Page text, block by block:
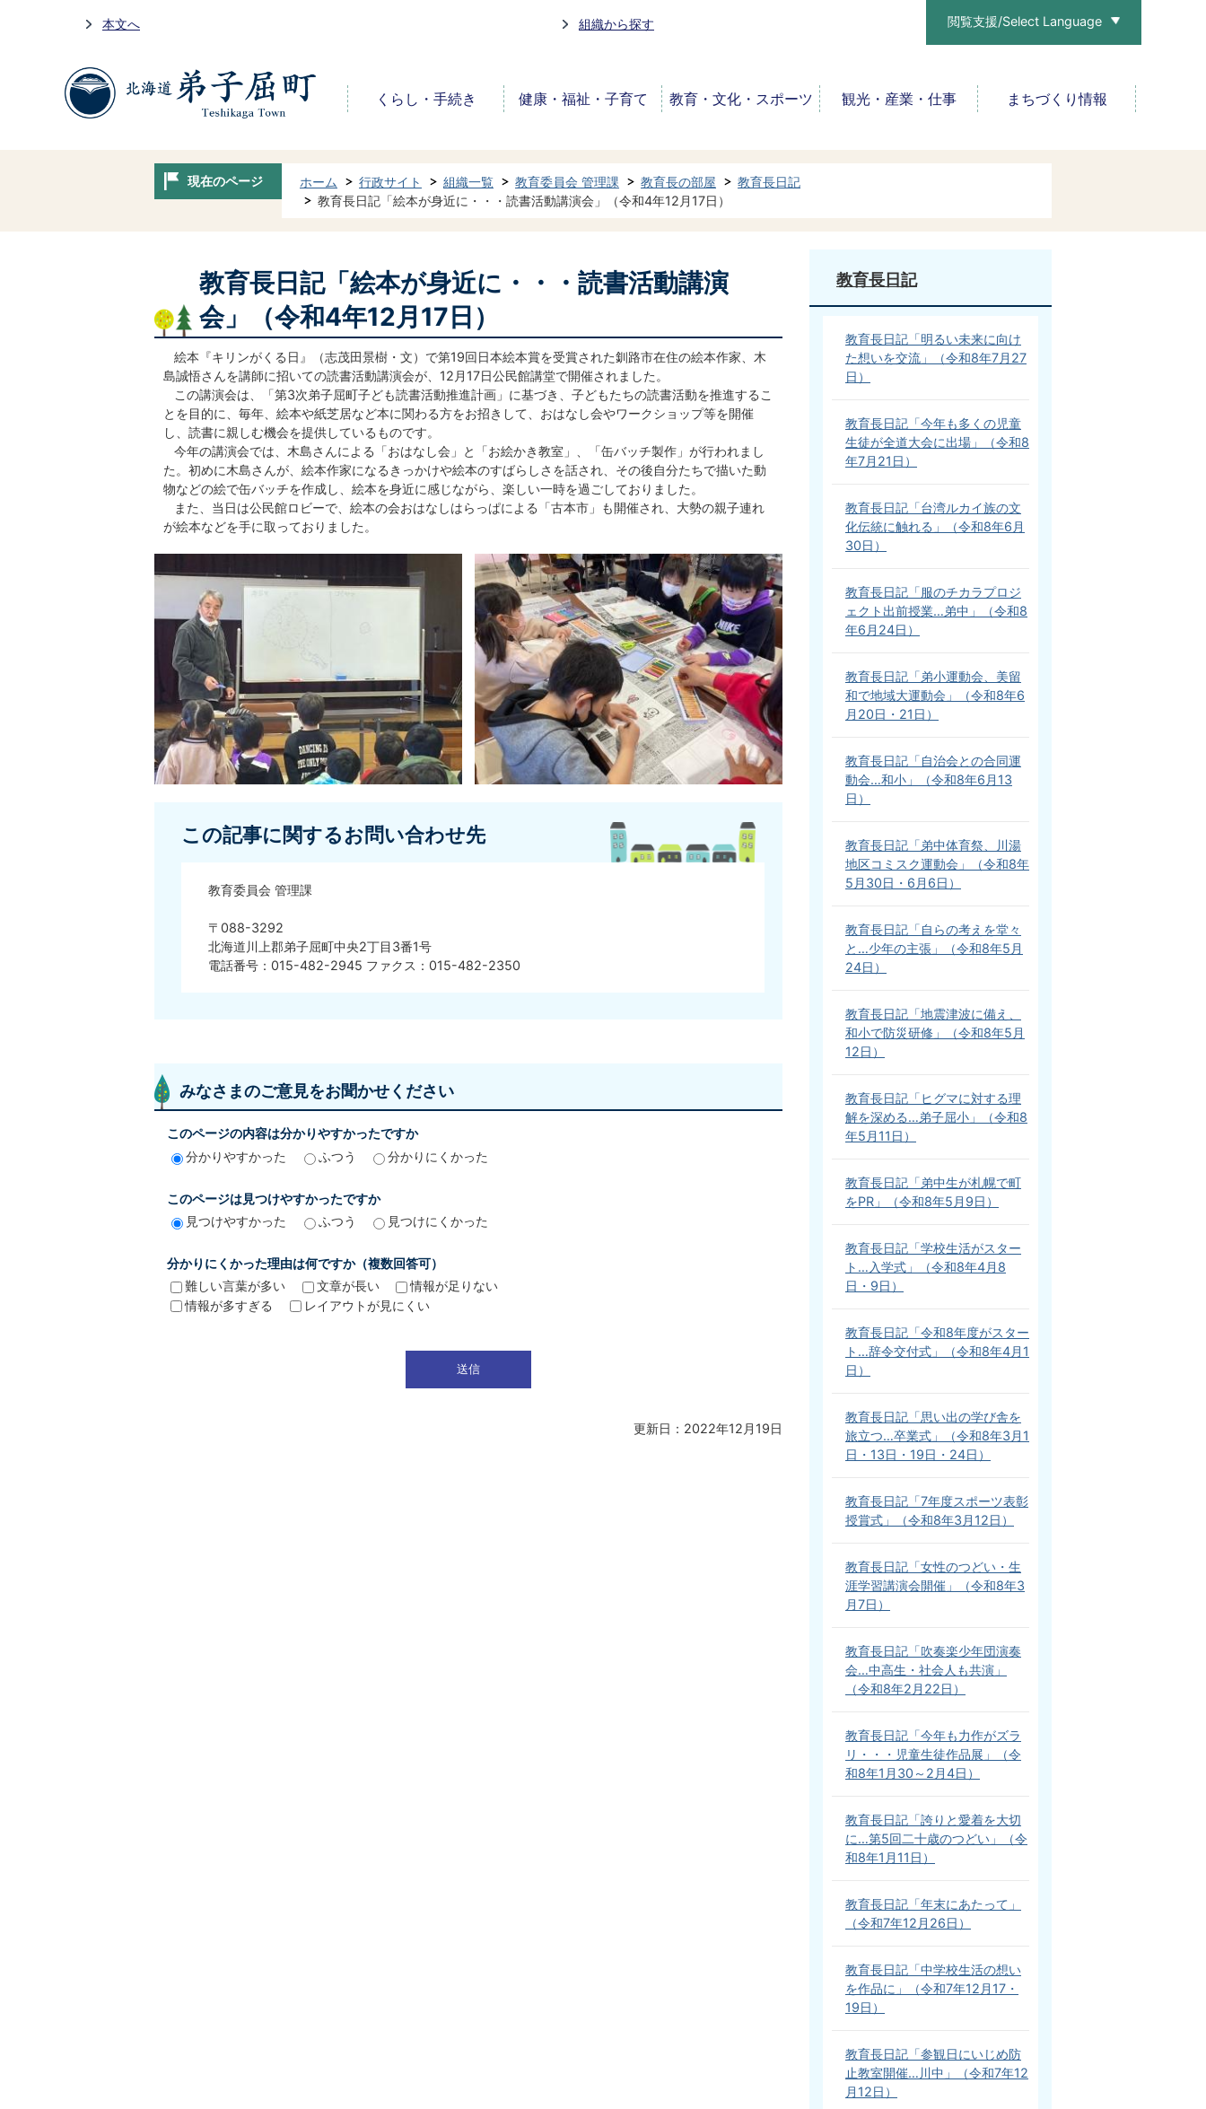
本文へ 組織から探す 閲覧支援/Select Language
くらし・手続き 健康・福祉・子育て 教育・文化・スポーツ 観光・産業・仕事 まちづくり情報
現在のページ ホーム 行政サイト 組織一覧 教育委員会 管理課 教育長の部屋
教育長日記
教育長日記「絵本が身近に・・・読書活動講演会」（令和4年12月17日）
教育長日記「絵本が身近に・・・読書活動講演
会」（令和4年12月17日）
絵本『キリンがくる日』（志茂田景樹・文）で第19回日本絵本賞を受賞された釧路市在住の絵本作家、木
島誠悟さんを講師に招いての読書活動講演会が、12月17日公民館講堂で開催されました。
この講演会は、「第3次弟子屈町子ども読書活動推進計画」に基づき、子どもたちの読書活動を推進するこ
とを目的に、毎年、絵本や紙芝居など本に関わる方をお招きして、おはなし会やワークショップ等を開催
し、読書に親しむ機会を提供しているものです。
今年の講演会では、木島さんによる「おはなし会」と「お絵かき教室」、「缶バッチ製作」が行われまし
た。初めに木島さんが、絵本作家になるきっかけや絵本のすばらしさを話され、その後自分たちで描いた動
物などの絵で缶バッチを作成し、絵本を身近に感じながら、楽しい一時を過ごしておりました。
また、当日は公民館ロビーで、絵本の会おはなしはらっぱによる「古本市」も開催され、大勢の親子連れ
が絵本などを手に取っておりました。
この記事に関するお問い合わせ先
教育委員会 管理課
〒088-3292
北海道川上郡弟子屈町中央2丁目3番1号
電話番号：015-482-2945 ファクス：015-482-2350
みなさまのご意見をお聞かせください
このページの内容は分かりやすかったですか
分かりやすかった
ふつう 分かりにくかった
このページは見つけやすかったですか
見つけやすかった
ふつう 見つけにくかった
分かりにくかった理由は何ですか（複数回答可）
難しい言葉が多い
文章が長い
情報が足りない
情報が多すぎる
レイアウトが見にくい
更新日：2022年12月19日
教育長日記
教育長日記「明るい未来に向け
た想いを交流」（令和8年7月27
日）
教育長日記「今年も多くの児童
生徒が全道大会に出場」（令和8
年7月21日）
教育長日記「台湾ルカイ族の文
化伝統に触れる」（令和8年6月
30日）
教育長日記「服のチカラプロジ
ェクト出前授業…弟中」（令和8
年6月24日）
教育長日記「弟小運動会、美留
和で地域大運動会」（令和8年6
月20日・21日）
教育長日記「自治会との合同運
動会…和小」（令和8年6月13
日）
教育長日記「弟中体育祭、川湯
地区コミスク運動会」（令和8年
5月30日・6月6日）
教育長日記「自らの考えを堂々
と…少年の主張」（令和8年5月
24日）
教育長日記「地震津波に備え、
和小で防災研修」（令和8年5月
12日）
教育長日記「ヒグマに対する理
解を深める…弟子屈小」（令和8
年5月11日）
教育長日記「弟中生が札幌で町
をPR」（令和8年5月9日）
教育長日記「学校生活がスター
ト…入学式」（令和8年4月8
日・9日）
教育長日記「令和8年度がスター
ト…辞令交付式」（令和8年4月1
日）
教育長日記「思い出の学び舎を
旅立つ…卒業式」（令和8年3月1
日・13日・19日・24日）
教育長日記「7年度スポーツ表彰
授賞式」（令和8年3月12日）
教育長日記「女性のつどい・生
涯学習講演会開催」（令和8年3
月7日）
教育長日記「吹奏楽少年団演奏
会…中高生・社会人も共演」
（令和8年2月22日）
教育長日記「今年も力作がズラ
リ・・・児童生徒作品展」（令
和8年1月30～2月4日）
教育長日記「誇りと愛着を大切
に…第5回二十歳のつどい」（令
和8年1月11日）
教育長日記「年末にあたって」
（令和7年12月26日）
教育長日記「中学校生活の想い
を作品に」（令和7年12月17・
19日）
教育長日記「参観日にいじめ防
止教室開催…川中」（令和7年12
月12日）